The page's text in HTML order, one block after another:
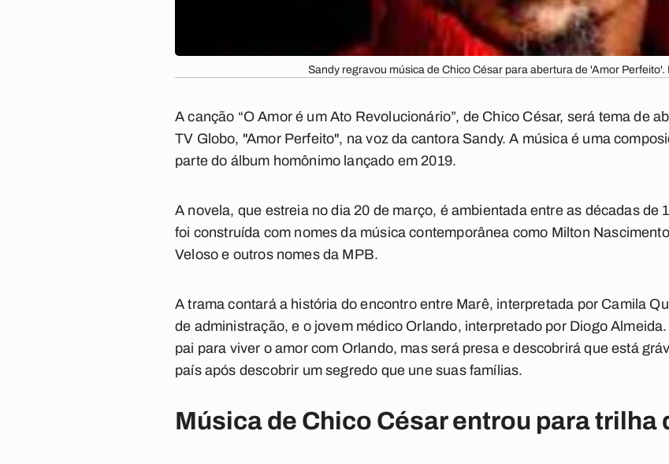
Sandy regravou música de Chico César para abertura de 'Amor Perfeito'.
A canção “O Amor é um Ato Revolucionário”, de Chico César, será tema de
TV Globo, "Amor Perfeito", na voz da cantora Sandy. A música é uma
parte do álbum homônimo lançado em 2019.
A novela, que estreia no dia 20 de março, é ambientada entre as décadas de
foi construída com nomes da música contemporânea como Milton
Veloso e outros nomes da MPB.
A trama contará a história do encontro entre Marê, interpretada por Camila
de administração, e o jovem médico Orlando, interpretado por Diogo
pai para viver o amor com Orlando, mas será presa e descobrirá que está
país após descobrir um segredo que une suas famílias.
Música de Chico César entrou para trilha